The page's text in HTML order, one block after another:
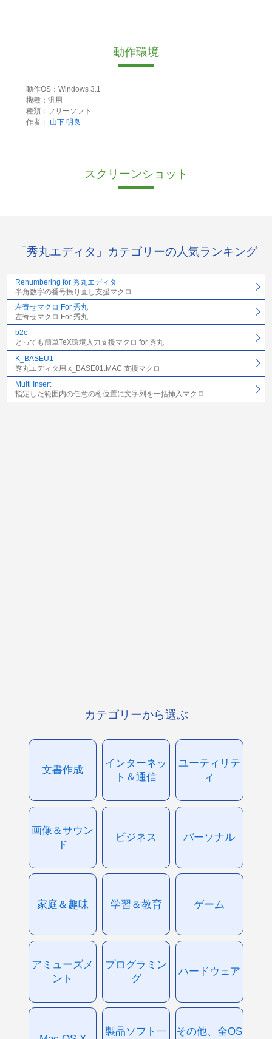
動作環境
動作OS：Windows 3.1
機種：汎用
種類：フリーソフト
作者：
山下 明良
スクリーンショット
「秀丸エディタ」カテゴリーの人気ランキング
Renumbering for 秀丸エディタ
半角数字の番号振り直し支援マクロ
左寄せマクロ For 秀丸
左寄せマクロ For 秀丸
b2e
とっても簡単TeX環境入力支援マクロ for 秀丸
K_BASEU1
秀丸エディタ用 x_BASE01.MAC 支援マクロ
Multi Insert
指定した範囲内の任意の桁位置に文字列を一括挿入マクロ
カテゴリーから選ぶ
文書作成
インターネッ
ト＆通信
ユーティリテ
ィ
画像＆サウン
ド
ビジネス パーソナル
家庭＆趣味 学習＆教育 ゲーム
アミューズメ
ント
プログラミン
グ
ハードウェア
製品ソフト一
その他、全OS